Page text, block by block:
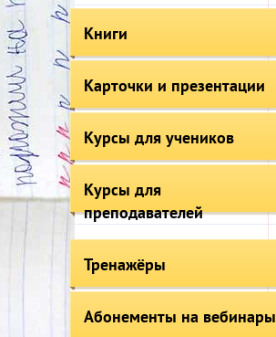
Книги
Карточки и презентации
Курсы для учеников
Курсы для
преподавателей
Тренажёры
Абонементы на вебинары